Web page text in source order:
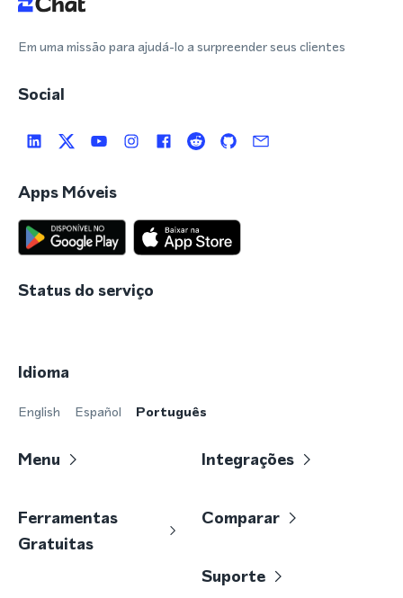
Em uma missão para ajudá-lo a surpreender seus clientes
Social
Apps Móveis
Status do serviço
Idioma
English Español Português
Menu Integrações
Ferramentas
Gratuitas
Comparar
Suporte